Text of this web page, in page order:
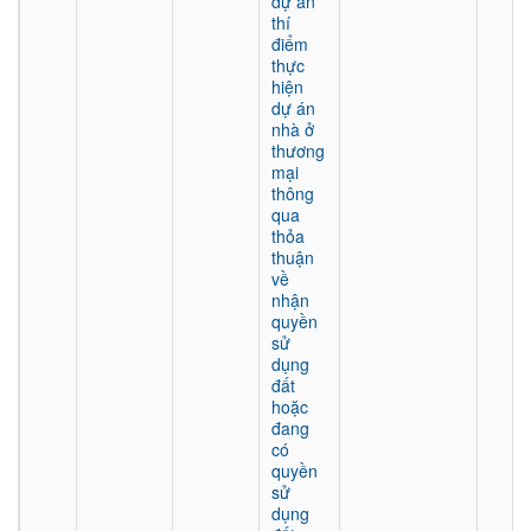
thí
điểm
thực
hiện
dự án
nhà ở
thương
mại
thông
qua
thỏa
thuận
về
nhận
quyền
sử
dụng
đất
hoặc
đang
có
quyền
sử
dụng